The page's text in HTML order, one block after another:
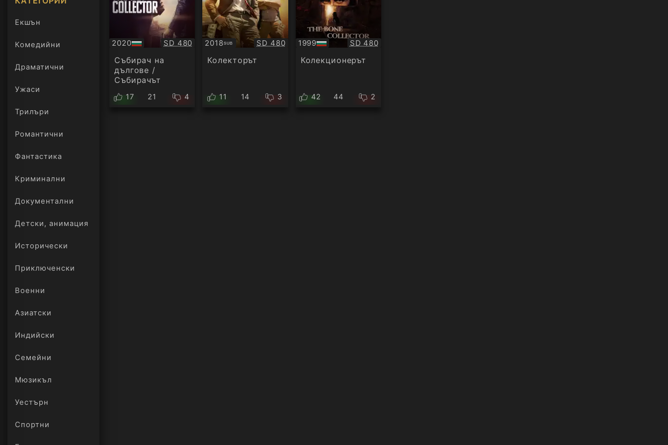
Екшън
Комедийни
Драматични
Ужаси
Трилъри
онлайн
Романтични
Фантастика
Криминални
Документални
Детски, анимация
Исторически
Приключенски
Военни
Азиатски
Индийски
Семейни
Мюзикъл
Уестърн
Спортни
2020
БГ
аудио
Качество:
SD 480
Събирач на
дългове /
Събирачът
17 21 4
2018SUB
Субтитри Качество:
SD 480
Колекторът
11 14 3
1999
БГ
аудио
Качество:
SD 480
Колекционерът
42 44 2